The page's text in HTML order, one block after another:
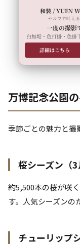
和装 / YUEN
セルフで叶え
一度の撮影
白無垢・色打掛・色掛
詳細はこちら
万博記念公園
季節ごとの魅力と撮
桜シーズン（3
約5,500本の桜が咲
す。人気シーズンの
チューリップ